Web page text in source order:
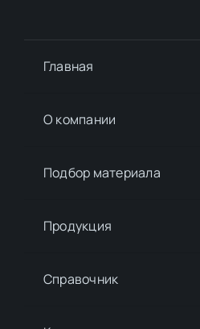
Главная
О компании
Подбор материалa
Продукция
Справочник